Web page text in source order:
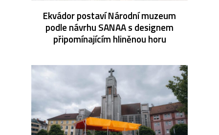
Ekvádor postaví Národní muzeum
podle návrhu SANAA s designem
připomínajícím hliněnou horu